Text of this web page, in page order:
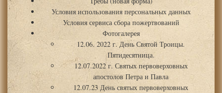
Условия использования персональных данных
Условия сервиса сбора пожертвований
Фотогалерея
12.06. 2022 г. День Святой Троицы.
Пятидесятница.
12.07.2022 г. Святых первоверховных
апостолов Петра и Павла
12.07.23 День святых первоверховных